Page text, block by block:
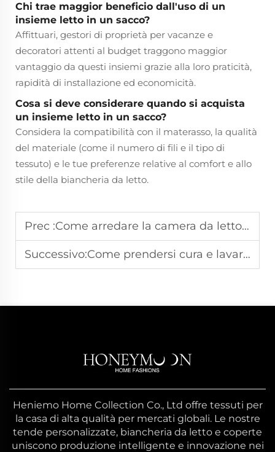
Chi trae maggior beneficio dall'uso di un
insieme letto in un sacco?
Affittuari, gestori di proprietà per vacanze e
decoratori attenti al budget traggono maggior
vantaggio da questi insiemi grazie alla loro praticità,
rapidità di installazione ed economicità.
Cosa si deve considerare quando si acquista
un insieme letto in un sacco?
Considera la compatibilità con il materasso, la qualità
del materiale (come il numero di fili e il tipo di
tessuto) e le tue preferenze relative al comfort e allo
stile della biancheria da letto.
Prec :Come arredare la camera da letto con un set di biancheria coordinata
Successivo:Come prendersi cura e lavare le lenzuola in bambù per mantenerne la morbidezza
Heniemo Home Collection Co., Ltd offre tessuti per
la casa di alta qualità per mercati globali. Le nostre
tende personalizzate, biancheria da letto e coperte
uniscono produzione intelligente e innovazione nei